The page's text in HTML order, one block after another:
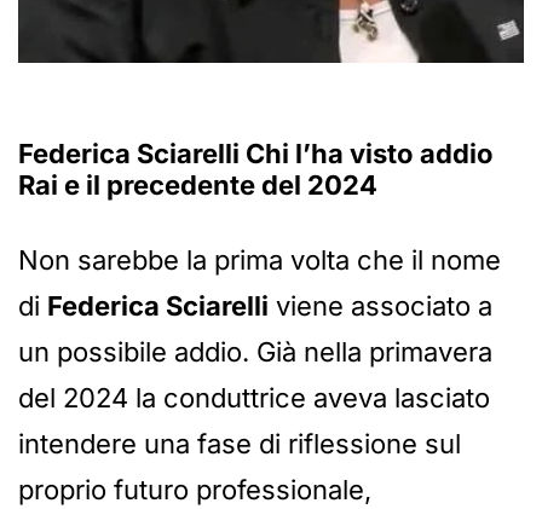
Federica Sciarelli Chi l’ha visto addio
Rai e il precedente del 2024
Non sarebbe la prima volta che il nome
di Federica Sciarelli viene associato a
un possibile addio. Già nella primavera
del 2024 la conduttrice aveva lasciato
intendere una fase di riflessione sul
proprio futuro professionale,